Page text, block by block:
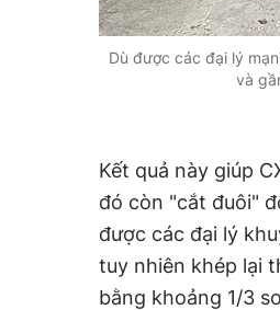
Dù được các đại lý
và
Kết quả này giúp
đó còn "cắt đuôi"
được các đại lý
tuy nhiên khép lại
bằng khoảng 1/3